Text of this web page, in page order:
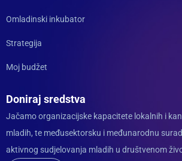
Omladinski inkubator
Strategija
Moj budžet
Doniraj sredstva
Jačamo organizacijske kapacitete lokalnih i
mladih, te međusektorsku i međunarodnu
aktivnog sudjelovanja mladih u društvenom